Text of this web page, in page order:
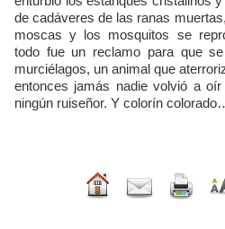
de cadáveres de las ranas
moscas y los mosquitos se
todo fue un reclamo para que
murciélagos, un animal que
entonces jamás nadie volvió a
ningún ruiseñor. Y colorín